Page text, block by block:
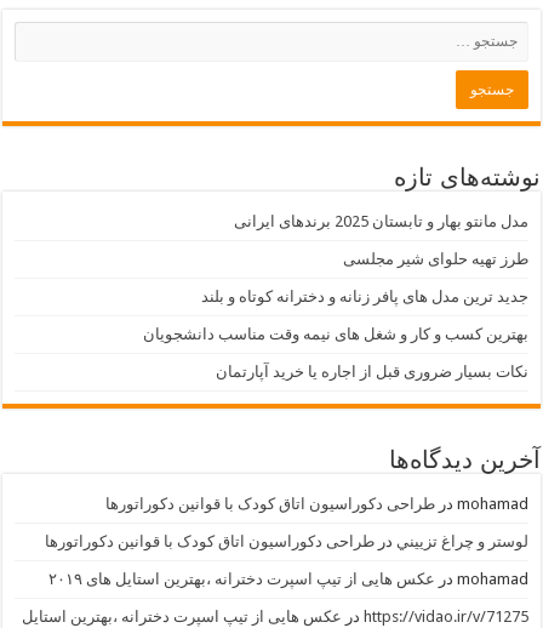
نوشته‌های تازه
مدل مانتو بهار و تابستان 2025 برندهای ایرانی
طرز تهیه حلوای شیر مجلسی
جدید ترین مدل های پافر زنانه و دخترانه کوتاه و بلند
بهترین کسب و کار و شغل های نیمه وقت مناسب دانشجویان
نکات بسیار ضروری قبل از اجاره یا خرید آپارتمان
آخرین دیدگاه‌ها
mohamad درطراحی دکوراسیون اتاق کودک با قوانین دکوراتورها
لوستر و چراغ تزييني درطراحی دکوراسیون اتاق کودک با قوانین دکوراتورها
mohamad در عکس هایی از تیپ اسپرت دخترانه ،بهترین استایل های ۲۰۱۹
https://vidao.ir/v/71275 در عکس هایی از تیپ اسپرت دخترانه ،بهترین استایل